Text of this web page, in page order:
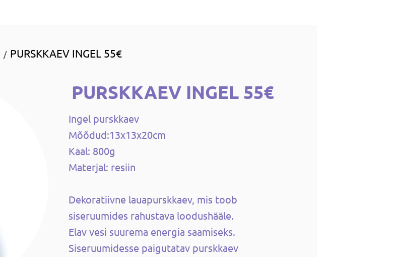
/ PURSKKAEV INGEL 55€
PURSKKAEV INGEL 55€
Ingel purskkaev
Mõõdud:13x13x20cm
Kaal: 800g
Materjal: resiin
Dekoratiivne lauapurskkaev, mis toob
siseruumides rahustava loodushääle.
Elav vesi suurema energia saamiseks.
Siseruumidesse paigutatav purskkaev